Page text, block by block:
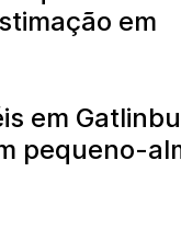
em
em
pequeno-